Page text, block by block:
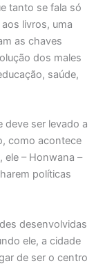
tanto se fala só
livros, uma
as chaves
dos males
saúde,
deve ser levado a
como acontece
ele – Honwana –
políticas
desenvolvidas
ele, a cidade
de ser o centro